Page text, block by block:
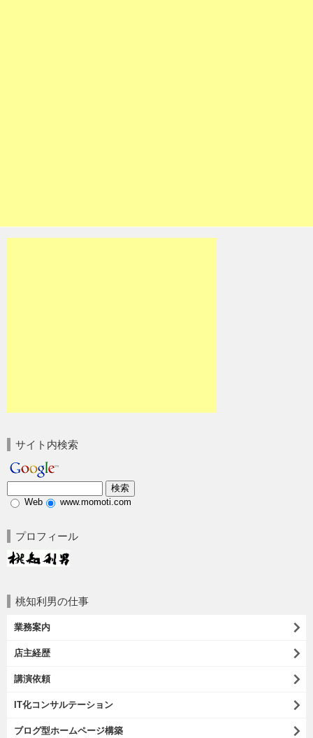
サイト内検索
Web www.momoti.com
プロフィール
桃知利男の仕事
業務案内
店主経歴
講演依頼
IT化コンサルテーション
ブログ型ホームページ構築